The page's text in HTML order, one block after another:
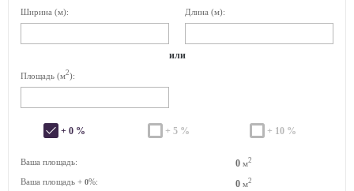
Ширина (м): Длина (м):
или
Площадь (м2):
+ 0 % + 5 % + 10 %
Ваша площадь: 0 м2
Ваша площадь + 0%: 0 м2